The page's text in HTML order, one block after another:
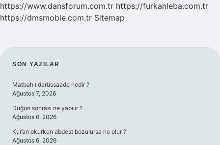
https://www.dansforum.com.tr https://furkanleba.com.tr
https://dmsmoble.com.tr Sitemap
SIDEBAR
SON YAZILAR
Matbah ı darüssaade nedir ?
Ağustos 7, 2026
Düğün sonrası ne yapılır ?
Ağustos 6, 2026
Kur’an okurken abdest bozulursa ne olur ?
Ağustos 6, 2026